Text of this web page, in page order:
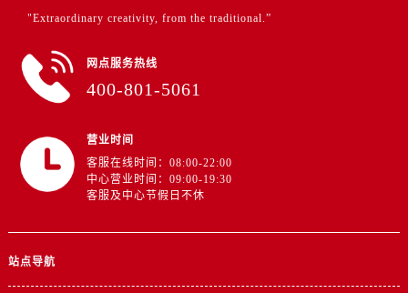
"Extraordinary creativity, from the traditional.”
网点服务热线
400-801-5061
营业时间
客服在线时间：08:00-22:00
中心营业时间：09:00-19:30
客服及中心节假日不休
站点导航